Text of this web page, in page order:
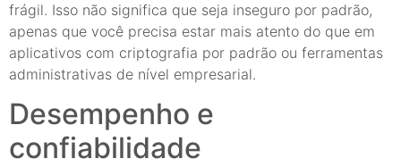
frágil. Isso não significa que seja inseguro por padrão,
apenas que você precisa estar mais atento do que em
aplicativos com criptografia por padrão ou ferramentas
administrativas de nível empresarial.
Desempenho e
confiabilidade